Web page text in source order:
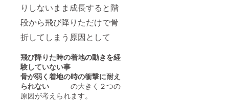
りしないまま成長すると階
段から飛び降りただけで骨
折してしまう原因として
飛び降りた時の着地の動きを経
験していない事
骨が弱く着地の時の衝撃に耐え
られない の大きく２つの
原因が考えられます。